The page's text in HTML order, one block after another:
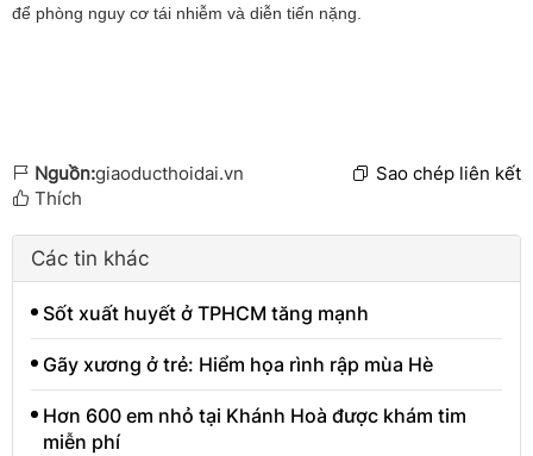
để phòng nguy cơ tái nhiễm và diễn tiến nặng.
Nguồn:giaoducthoidai.vn
Sao chép liên kết
Thích
Các tin khác
Sốt xuất huyết ở TPHCM tăng mạnh
Gãy xương ở trẻ: Hiểm họa rình rập mùa Hè
Hơn 600 em nhỏ tại Khánh Hoà được khám tim
miễn phí